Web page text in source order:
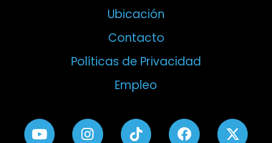
Ubicación
Contacto
Políticas de Privacidad
Empleo